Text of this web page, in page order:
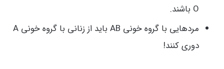
O باشند.
مردهایی با گروه خونی AB باید از زنانی با گروه خونی A
دوری کنند!